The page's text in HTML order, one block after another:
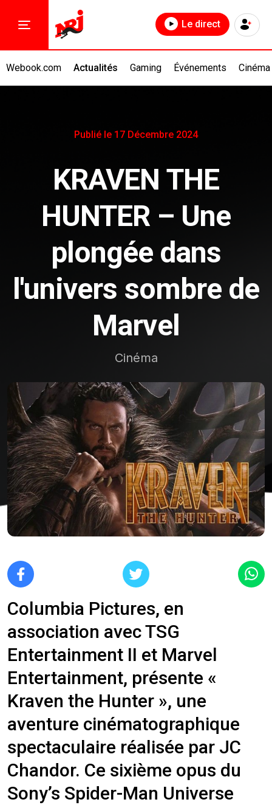
Webook.com Actualités Gaming Événements Cinéma
Le direct
Publié le 17 Décembre 2024
KRAVEN THE
HUNTER – Une
plongée dans
l'univers sombre de
Marvel
Cinéma
Columbia Pictures, en
association avec TSG
Entertainment II et Marvel
Entertainment, présente «
Kraven the Hunter », une
aventure cinématographique
spectaculaire réalisée par JC
Chandor. Ce sixième opus du
Sony’s Spider-Man Universe